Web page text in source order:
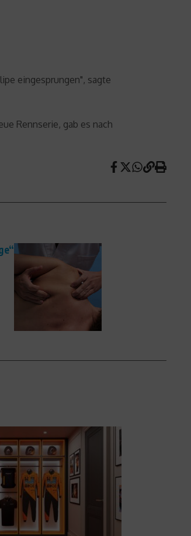
eingesprungen", sagte
Rennserie, gab es nach